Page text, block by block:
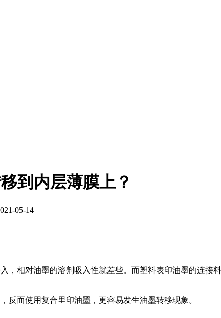
到内层薄膜上？
05-14
，相对油墨的溶剂吸入性就差些。而塑料表印油墨的连接
反而使用复合里印油墨，更容易发生油墨转移现象。